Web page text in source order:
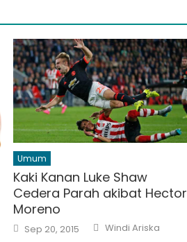
Umum
Kaki Kanan Luke Shaw
Cedera Parah akibat Hector
Moreno
Posted
on
Sep 20, 2015 Author
Windi Ariska